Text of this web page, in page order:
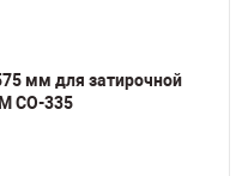
мм для затирочной
СО-335